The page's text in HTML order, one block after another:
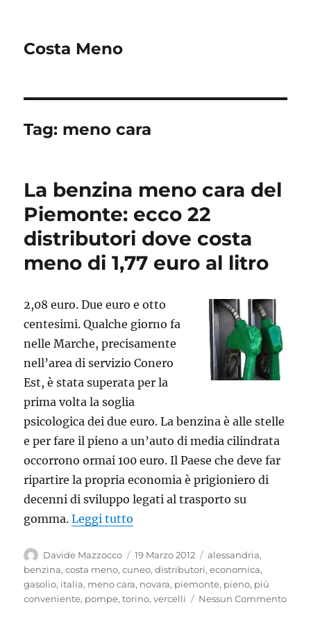
Costa Meno
Tag: meno cara
La benzina meno cara del
Piemonte: ecco 22
distributori dove costa
meno di 1,77 euro al litro
2,08 euro. Due euro e otto
centesimi. Qualche giorno fa
nelle Marche, precisamente
nell’area di servizio Conero
Est, è stata superata per la
prima volta la soglia
psicologica dei due euro. La benzina è alle stelle
e per fare il pieno a un’auto di media cilindrata
occorrono ormai 100 euro. Il Paese che deve far
ripartire la propria economia è prigioniero di
decenni di sviluppo legati al trasporto su
gomma.Leggi tutto
Autore
Davide Mazzocco
Pubblicato
il
19 Marzo 2012 Tag
alessandria,
benzina,costa meno,cuneo,distributori,economica,
gasolio, italia, meno cara, novara, piemonte, pieno, più
conveniente, pompe,torino,vercelli Nessun Commento